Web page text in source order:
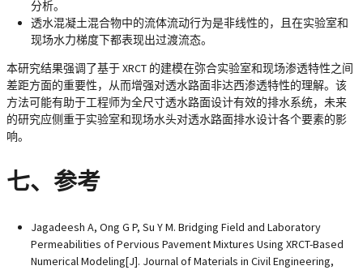
分析。
透水混凝土混合物中的流体流动行为是非线性的，且在实验室和
现场水力梯度下都表现出过渡流态。
本研究结果强调了基于 XRCT 的建模在弥合实验室和现场渗透特性之间
差距方面的重要性，从而增强对透水路面非达西渗透特性的理解。该
方法可能有助于工程师为全尺寸透水路面设计有效的排水系统，未来
的研究应侧重于实验室和现场水头对透水路面排水设计各个要素的影
响。
七、参考
Jagadeesh A, Ong G P, Su Y M. Bridging Field and Laboratory
Permeabilities of Pervious Pavement Mixtures Using XRCT-Based
Numerical Modeling[J]. Journal of Materials in Civil Engineering,